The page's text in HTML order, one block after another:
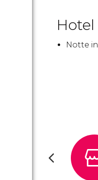
Hotel
Notte in